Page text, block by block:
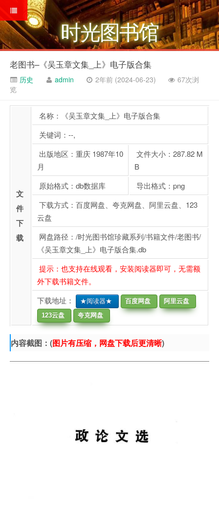
时光图书馆
老图书–《吴玉章文集_上》电子版合集
历史 admin 2年前 (2024-06-23)
67次浏
览
文
件
下
载
名称：《吴玉章文集_上》电子版合集
关键词：--,
出版地区：重庆 1987年10
月
文件大小：287.82 M
B
原始格式：db数据库
导出格式：png
下载方式：百度网盘、夸克网盘、阿里云盘、123
云盘
网盘路径：/时光图书馆珍藏系列/书籍文件/老图书/
《吴玉章文集_上》电子版合集.db
提示：也支持在线观看，安装阅读器即可，无需额
外下载书籍文件。
下载地址：
★阅读器★ 百度网盘
阿里云盘
123云盘
夸克网盘
内容截图：(图片有压缩，网盘下载后更清晰)